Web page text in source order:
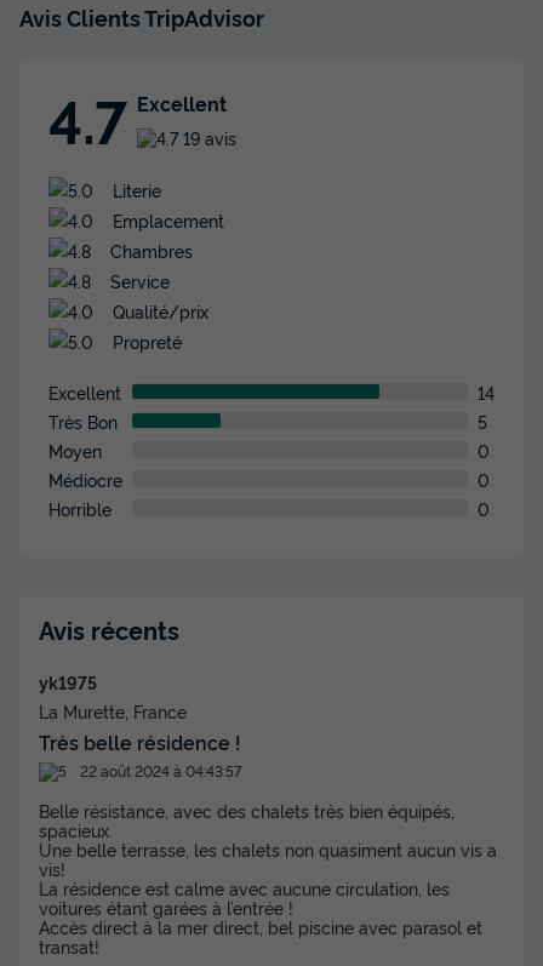
Avis Clients TripAdvisor
4.7 Excellent
19 avis
Literie
Emplacement
Chambres
Service
Qualité/prix
Propreté
Excellent
14
Très Bon
5
Moyen
0
Médiocre
0
Horrible
0
Avis récents
yk1975
La Murette, France
Très belle résidence !
22 août 2024 à 04:43:57
Belle résistance, avec des chalets très bien équipés,
spacieux.
Une belle terrasse, les chalets non quasiment aucun vis a
vis!
La résidence est calme avec aucune circulation, les
voitures étant garées à l’entrée !
Accès direct à la mer direct, bel piscine avec parasol et
transat!